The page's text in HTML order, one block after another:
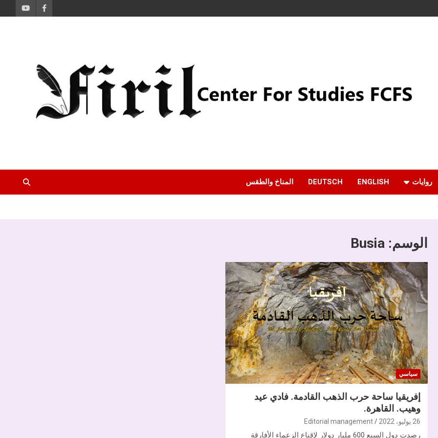
روايات ENGLISH
DEUTSCH المناخ والطقس
الوسم: Busia
سياسي
إفريقيا ساحة حرب الذهب القادمة. فادي عيد
وهيب. القاهرة.
26 يوليو، 2022 Editorial management
رصدت دول السبع 600 مليار دولار لإقناع الزعماء الأفارقة